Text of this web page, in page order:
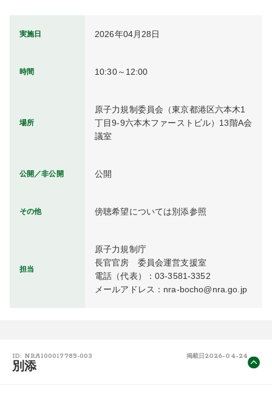
実施日 2026年04月28日
時間 10:30～12:00
場所
原子力規制委員会（東京都港区六本木1
丁目9-9六本木ファーストビル）13階A会
議室
公開／非公開 公開
その他 傍聴希望については別添参照
担当
原子力規制庁
長官官房　委員会運営支援室
電話（代表）：03-3581-3352
メールアドレス：nra-bocho@nra.go.jp
ID: NRA100017785-003 掲載日 2026-04-24
別添